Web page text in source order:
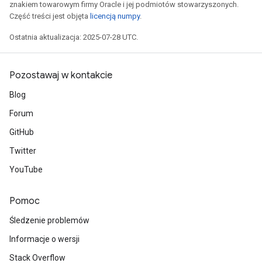
znakiem towarowym firmy Oracle i jej podmiotów stowarzyszonych.
Część treści jest objęta licencją numpy.
Ostatnia aktualizacja: 2025-07-28 UTC.
Pozostawaj w kontakcie
Blog
Forum
GitHub
Twitter
YouTube
Pomoc
Śledzenie problemów
Informacje o wersji
Stack Overflow